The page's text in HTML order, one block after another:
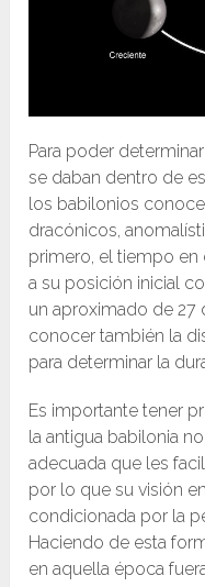
Para poder
se daban dentro de
los babilonios
dracónicos,
primero, el tiempo en
a su posición inicial
un aproximado de 27
conocer también la
para determinar la
Es importante tener
la antigua babilonia
adecuada que les
por lo que su visión
condicionada por la
Haciendo de esta
en aquella época